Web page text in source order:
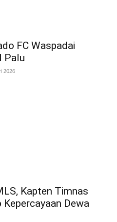
FC Waspadai
Palu
2026
Kapten Timnas
Dewa